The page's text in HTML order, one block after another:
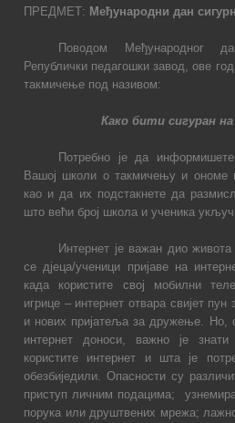
ПРЕДМЕТ: Међународни дан
Поводом Међународног
Републички педагошки завод, ове
такмичење под називом:
Како бити сигуран
Потребно је да
Вашој школи о такмичењу и ономе
као и да их подстакнете да
што већи број школа и ученика
Интернет је важан дио
се дјеца/ученици пријаве на
када користите свој мобилни
игрице – интернет отвара свијет
и нових пријатеља за дружење. Но,
интернет доноси, важно је
користите интернет и шта је
обезбиједили. Опасности су
приступ личним подацима;
порука или друштвених мрежа;